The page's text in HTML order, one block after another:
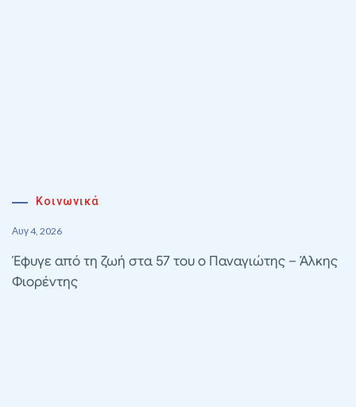
Κοινωνικά
Αυγ 4, 2026
Έφυγε από τη ζωή στα 57 του ο Παναγιώτης – Άλκης
Φιορέντης